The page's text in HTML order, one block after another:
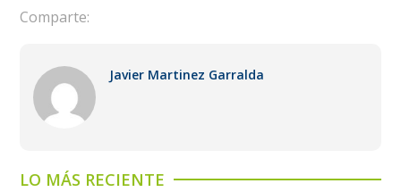
Comparte:
Javier Martinez Garralda
LO MÁS RECIENTE